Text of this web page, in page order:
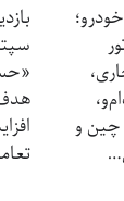
خودرو؛
بخاری،
چین و